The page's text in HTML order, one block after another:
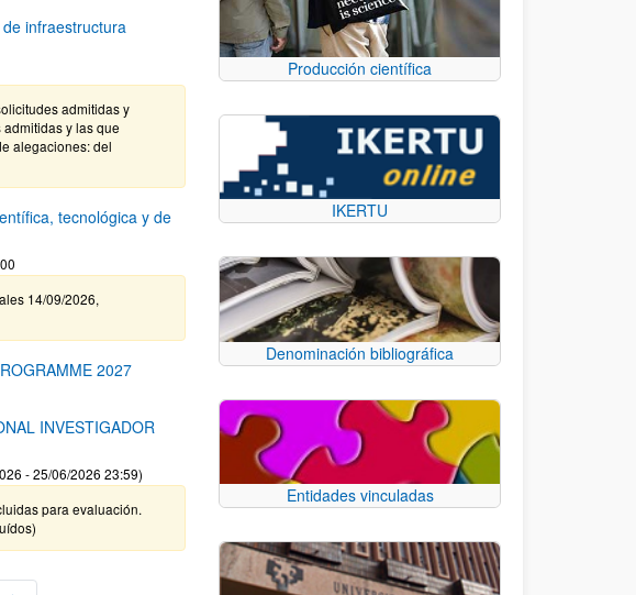
infraestructura
admitidas y
y las que
alegaciones: del
tecnológica y de
14/09/2026,
2027
INVESTIGADOR
- 25/06/2026 23:59)
para evaluación.
Producción científica
IKERTU
Denominación bibliográfica
Entidades vinculadas